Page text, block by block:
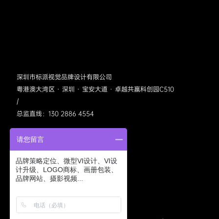
深圳市标派视觉品牌设计有限公司
粤港澳大湾区 · 深圳 · 宝安大道 · 卓越共赢科创园C510
/
总监直线：130 2886 4554
标派视觉公众号
请您留言
品牌策略定位、微型VI设计、VI设
计升级、LOGO商标、画册包装、
品牌网站、摄影视频...